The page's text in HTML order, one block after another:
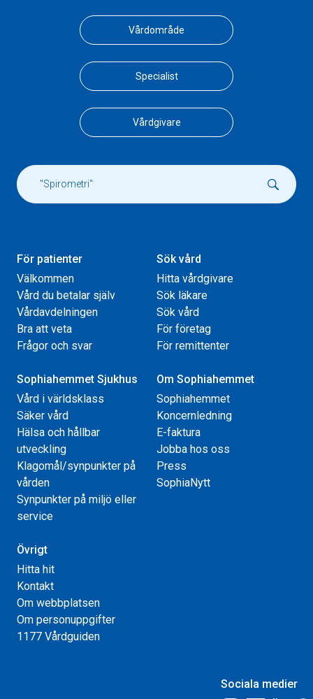
Vårdområde
Specialist
Vårdgivare
För patienter
Välkommen
Vård du betalar själv
Vårdavdelningen
Bra att veta
Frågor och svar
Sök vård
Hitta vårdgivare
Sök läkare
Sök vård
För företag
För remittenter
Sophiahemmet Sjukhus
Vård i världsklass
Säker vård
Hälsa och hållbar
utveckling
Klagomål/synpunkter på
vården
Synpunkter på miljö eller
service
Om Sophiahemmet
Sophiahemmet
Koncernledning
E-faktura
Jobba hos oss
Press
SophiaNytt
Övrigt
Hitta hit
Kontakt
Om webbplatsen
Om personuppgifter
1177 Vårdguiden
Sociala medier